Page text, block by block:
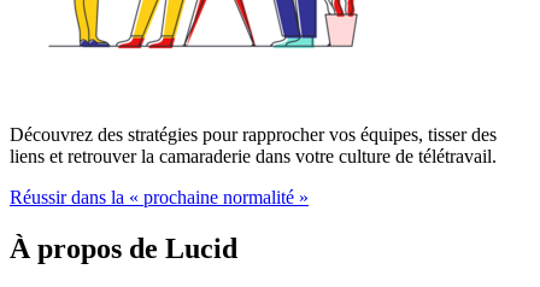
Découvrez des stratégies pour rapprocher vos équipes, tisser des
liens et retrouver la camaraderie dans votre culture de télétravail.
Réussir dans la « prochaine normalité »
À propos de Lucid